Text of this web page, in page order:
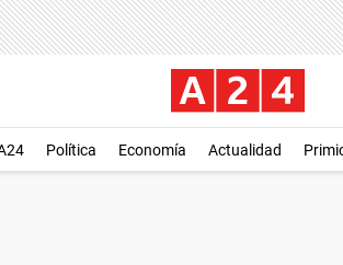
Política Economía Actualidad